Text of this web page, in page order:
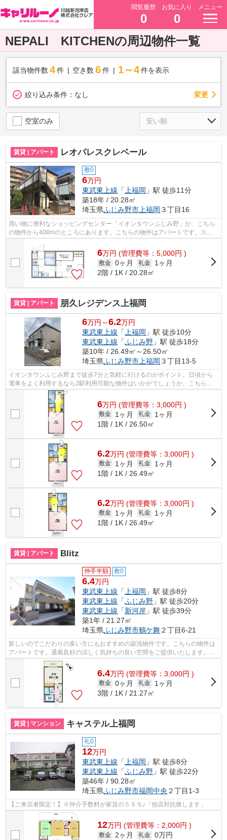
閲覧履歴
0
お気に入り
0
メニュー
NEPALI KITCHENの周辺物件一覧
該当物件数 4件 空き数 6 件 1～4 件を表示
絞り込み条件： なし 変更
空室のみ
賃貸 | アパート レオパレスクレベール
敷0
6万円
東武東上線 「上福岡 」駅 徒歩11分
築18年 / 20.28㎡
埼玉県ふじみ野市上福岡 ３丁目16
買い物に便利なショッピングセンター「イオンタウンふじみ野」が、こちら
の物件から408mのところにあります。こちらの物件はアパートです。スタ
ッフ一同、気持ちを込めてお客様の物件...
6万円 (管理費等：5,000円 )
敷金 0ヶ月 礼金
1ヶ月
2階 / 1K / 20.28㎡
賃貸 | アパート 朋久レジデンス上福岡
6万円～6.2万円
東武東上線 「上福岡 」駅 徒歩10分
東武東上線 「ふじみ野 」駅 徒歩18分
築10年 / 26.49㎡～26.50㎡
埼玉県ふじみ野市上福岡 ３丁目13-5
イオンタウンふじみ野まで徒歩7分と気軽に行けるのがポイント。日頃から
電車をよく利用するなら2駅利用可能な物件はいかがでしょうか。こちらの
物件はアパートです。ふじみ野市エリア...
6万円 (管理費等：3,000円 )
敷金 1ヶ月 礼金
1ヶ月
1階 / 1K / 26.50㎡
6.2万円 (管理費等：3,000円 )
敷金 1ヶ月 礼金
1ヶ月
1階 / 1K / 26.49㎡
6.2万円 (管理費等：3,000円 )
敷金 1ヶ月 礼金
1ヶ月
1階 / 1K / 26.49㎡
賃貸 | アパート Blitz
仲手半額 敷0
6.4万円
東武東上線 「 上福岡 」駅 徒歩8分
東武東上線 「ふじみ野 」駅 徒歩20分
東武東上線 「新河岸 」駅 徒歩39分
築1年 / 21.27㎡
埼玉県ふじみ野市鶴ケ舞２丁目6-21
新しいのでこだわりの多い方にもおすすめの築浅物件です。こちらの物件は
アパートです。通風良好の涼しく気持ちの良い空間をご提供いたします。周
辺に駅が二つあり、交通の利便性が高...
6.4万円 (管理費等：3,000円 )
敷金 0ヶ月 礼金
1ヶ月
3階 / 1K / 21.27㎡
賃貸 | マンション キャステル上福岡
礼0
12万円
東武東上線 「 上福岡 」駅 徒歩8分
東武東上線 「ふじみ野 」駅 徒歩22分
築46年 / 90.28㎡
埼玉県ふじみ野市福岡中央 ２丁目1-3
【ご来店者限定！】※仲介手数料が家賃の５５％♪「他店対抗致します」
12万円 (管理費等：2,000円 )
敷金 2ヶ月 礼金 0万円